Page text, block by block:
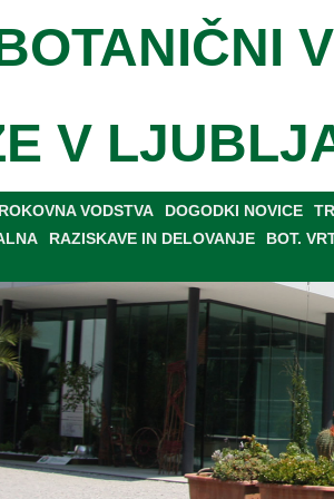
V
VODSTVA DOGODKI NOVICE
RAZISKAVE IN DELOVANJE BOT.